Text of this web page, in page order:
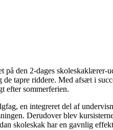
den 2-dages skoleskaklærer-
tapre riddere. Med afsæt i
efter sommerferien.
en integreret del af
Derudover blev
skoleskak har en gavnlig